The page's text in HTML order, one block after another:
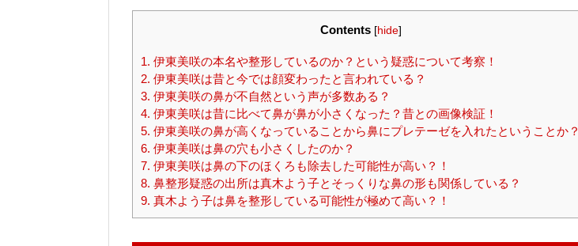
Contents [hide]
1. 伊東美咲の本名や整形しているのか？という疑惑について考察！
2. 伊東美咲は昔と今では顔変わったと言われている？
3. 伊東美咲の鼻が不自然という声が多数ある？
4. 伊東美咲は昔に比べて鼻が鼻が小さくなった？昔との画像検証！
5. 伊東美咲の鼻が高くなっていることから鼻にプレテーゼを入れたということか？
6. 伊東美咲は鼻の穴も小さくしたのか？
7. 伊東美咲は鼻の下のほくろも除去した可能性が高い？！
8. 鼻整形疑惑の出所は真木よう子とそっくりな鼻の形も関係している？
9. 真木よう子は鼻を整形している可能性が極めて高い？！